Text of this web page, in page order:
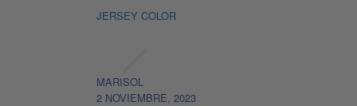
JERSEY COLOR
MARISOL
2 NOVIEMBRE, 2023